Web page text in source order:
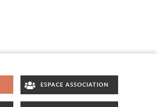
ESPACE ASSOCIATION